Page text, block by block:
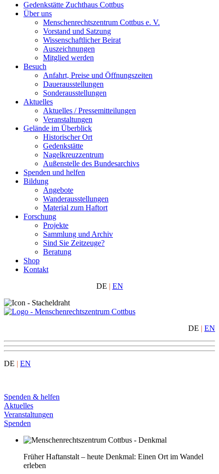
Gedenkstätte Zuchthaus Cottbus
Über uns
Menschenrechtszentrum Cottbus e. V.
Vorstand und Satzung
Wissenschaftlicher Beirat
Auszeichnungen
Mitglied werden
Besuch
Anfahrt, Preise und Öffnungszeiten
Dauerausstellungen
Sonderausstellungen
Aktuelles
Aktuelles / Pressemitteilungen
Veranstaltungen
Gelände im Überblick
Historischer Ort
Gedenkstätte
Nagelkreuzzentrum
Außenstelle des Bundesarchivs
Spenden und helfen
Bildung
Angebote
Wanderausstellungen
Material zum Haftort
Forschung
Projekte
Sammlung und Archiv
Sind Sie Zeitzeuge?
Beratung
Shop
Kontakt
DE | EN
DE | EN
DE | EN
Spenden & helfen
Aktuelles
Veranstaltungen
Spenden
Früher Haftanstalt – heute Denkmal: Einen Ort im Wandel
erleben